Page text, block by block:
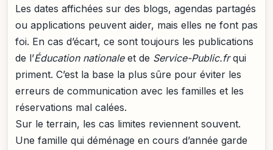
Les dates affichées sur des blogs, agendas partagés
ou applications peuvent aider, mais elles ne font pas
foi. En cas d’écart, ce sont toujours les publications
de l’Éducation nationaleet de Service-Public.frqui
priment. C’est la base la plus sûre pour éviter les
erreurs de communication avec les familles et les
réservations mal calées.
Sur le terrain, les cas limites reviennent souvent.
Une famille qui déménage en cours d’année garde